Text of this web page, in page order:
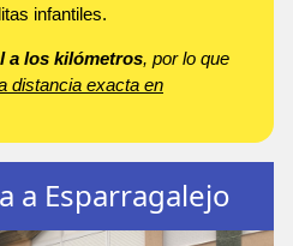
infantiles.
a los kilómetros, por lo que
distancia exacta en
a Esparragalejo